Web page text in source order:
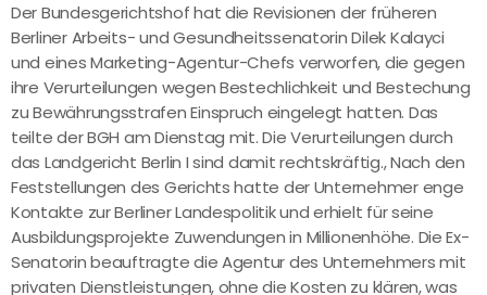
Der Bundesgerichtshof hat die Revisionen der früheren
Berliner Arbeits- und Gesundheitssenatorin Dilek Kalayci
und eines Marketing-Agentur-Chefs verworfen, die gegen
ihre Verurteilungen wegen Bestechlichkeit und Bestechung
zu Bewährungsstrafen Einspruch eingelegt hatten. Das
teilte der BGH am Dienstag mit. Die Verurteilungen durch
das Landgericht Berlin I sind damit rechtskräftig., Nach den
Feststellungen des Gerichts hatte der Unternehmer enge
Kontakte zur Berliner Landespolitik und erhielt für seine
Ausbildungsprojekte Zuwendungen in Millionenhöhe. Die Ex-
Senatorin beauftragte die Agentur des Unternehmers mit
privaten Dienstleistungen, ohne die Kosten zu klären, was